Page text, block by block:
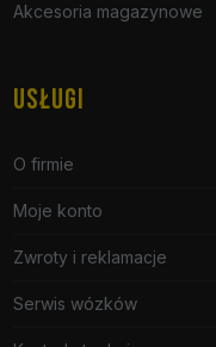
Akcesoria magazynowe
USŁUGI
O firmie
Moje konto
Zwroty i reklamacje
Serwis wózków